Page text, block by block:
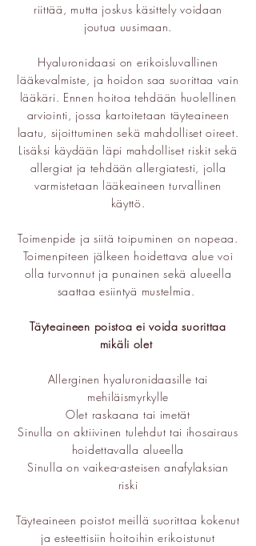
riittää, mutta joskus käsittely voidaan
joutua uusimaan.
Hyaluronidaasi on erikoisluvallinen
lääkevalmiste, ja hoidon saa suorittaa vain
lääkäri. Ennen hoitoa tehdään huolellinen
arviointi, jossa kartoitetaan täyteaineen
laatu, sijoittuminen sekä mahdolliset oireet.
Lisäksi käydään läpi mahdolliset riskit sekä
allergiat ja tehdään allergiatesti, jolla
varmistetaan lääkeaineen turvallinen
käyttö.
Toimenpide ja siitä toipuminen on nopeaa.
Toimenpiteen jälkeen hoidettava alue voi
olla turvonnut ja punainen sekä alueella
saattaa esiintyä mustelmia.
Täyteaineen poistoa ei voida suorittaa
mikäli olet
Allerginen hyaluronidaasille tai
mehiläismyrkylle
Olet raskaana tai imetät
Sinulla on aktiivinen tulehdut tai ihosairaus
hoidettavalla alueella
Sinulla on vaikea-asteisen anafylaksian
riski
Täyteaineen poistot meillä suorittaa kokenut
ja esteettisiin hoitoihin erikoistunut